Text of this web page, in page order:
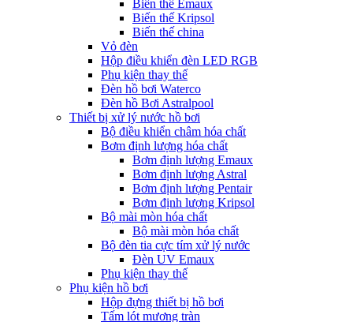
Biến thế Emaux
Biến thế Kripsol
Biến thế china
Vỏ đèn
Hộp điều khiển đèn LED RGB
Phụ kiện thay thế
Đèn hồ bơi Waterco
Đèn hồ Bơi Astralpool
Thiết bị xử lý nước hồ bơi
Bộ điều khiển châm hóa chất
Bơm định lượng hóa chất
Bơm định lượng Emaux
Bơm định lượng Astral
Bơm định lượng Pentair
Bơm định lượng Kripsol
Bộ mài mòn hóa chất
Bộ mài mòn hóa chất
Bộ đèn tia cực tím xử lý nước
Đèn UV Emaux
Phụ kiện thay thế
Phụ kiện hồ bơi
Hộp đựng thiết bị hồ bơi
Tấm lót mương tràn